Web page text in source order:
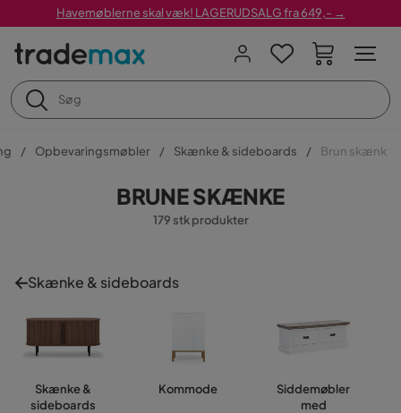
Havemøblerne skal væk! LAGERUDSALG fra 649,- →
Opbevaringsmøbler Skænke & sideboards Brun skænk
BRUNE SKÆNKE
179 stk produkter
Skænke & sideboards
Skænke &
sideboards
Kommode
Siddemøbler
med